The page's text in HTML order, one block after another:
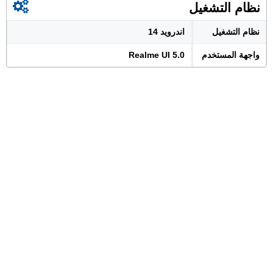
نظام التشغيل
نظام التشغيل اندرويد 14
واجهة المستخدم Realme UI 5.0